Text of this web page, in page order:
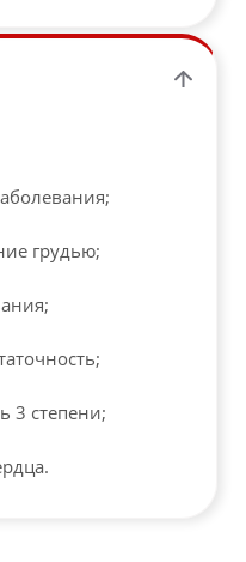
грудью;
3 степени;